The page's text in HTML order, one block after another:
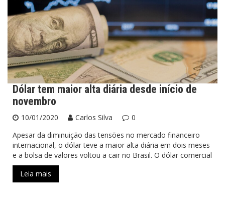
Dólar tem maior alta diária desde início de
novembro
10/01/2020 Carlos Silva
0
Apesar da diminuição das tensões no mercado financeiro
internacional, o dólar teve a maior alta diária em dois meses
e a bolsa de valores voltou a cair no Brasil. O dólar comercial
Leia mais